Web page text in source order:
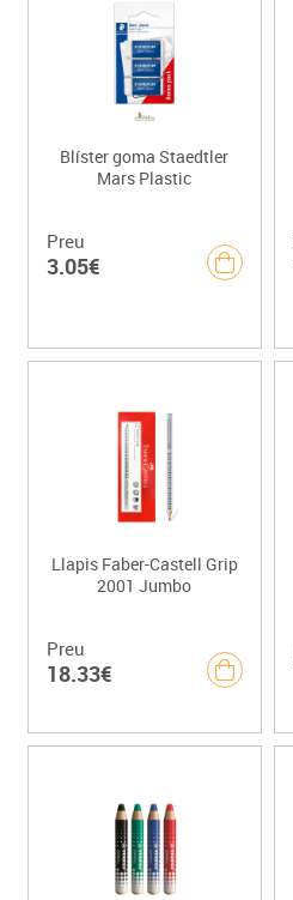
Blíster goma Staedtler
Mars Plastic
Preu
3.05€
Llapis Faber-Castell Grip
2001 Jumbo
Preu
18.33€